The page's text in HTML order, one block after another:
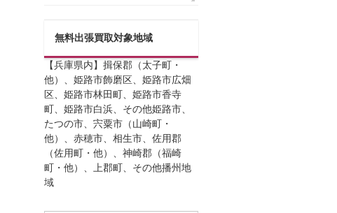
無料出張買取対象地域
【兵庫県内】揖保郡（太子町・
他）、姫路市飾磨区、姫路市広畑
区、姫路市林田町、姫路市香寺
町、姫路市白浜、その他姫路市、
たつの市、宍粟市（山崎町・
他）、赤穂市、相生市、佐用郡
（佐用町・他）、神崎郡（福崎
町・他）、上郡町、その他播州地
域